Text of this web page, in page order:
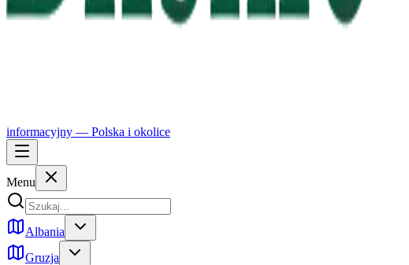
informacyjny — Polska i okolice
Menu
Albania
Gruzja